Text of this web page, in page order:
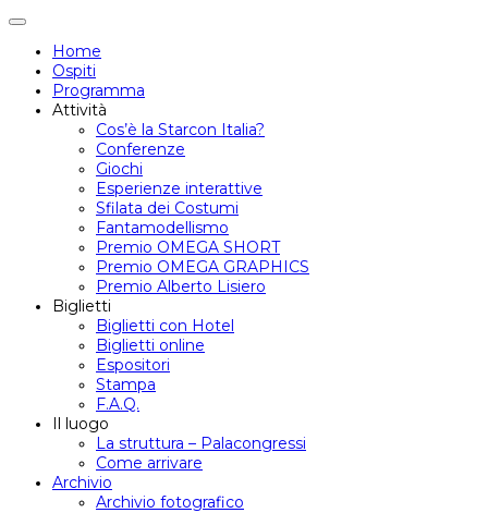
Attiva/disattiva
navigazione
Home
Ospiti
Programma
Attività
Cos’è la Starcon Italia?
Conferenze
Giochi
Esperienze interattive
Sfilata dei Costumi
Fantamodellismo
Premio OMEGA SHORT
Premio OMEGA GRAPHICS
Premio Alberto Lisiero
Biglietti
Biglietti con Hotel
Biglietti online
Espositori
Stampa
F.A.Q.
Il luogo
La struttura – Palacongressi
Come arrivare
Archivio
Archivio fotografico